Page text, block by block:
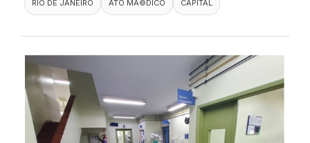
RIO DE JANEIRO
ATO MÃ©DICO CAPITAL